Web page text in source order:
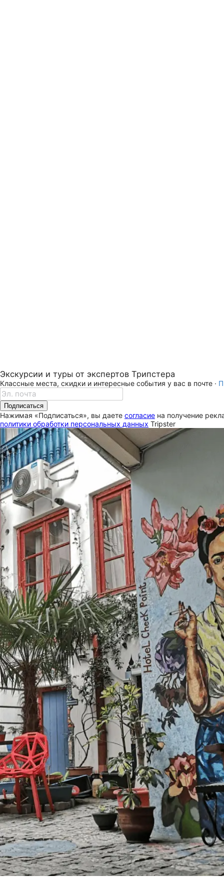
Экскурсии и туры от экспертов Трипстера
Классные места, скидки и интересные события у вас в почте ·
Подписаться
Нажимая «Подписаться», вы даете согласие на получение
политики обработки персональных данных Tripster